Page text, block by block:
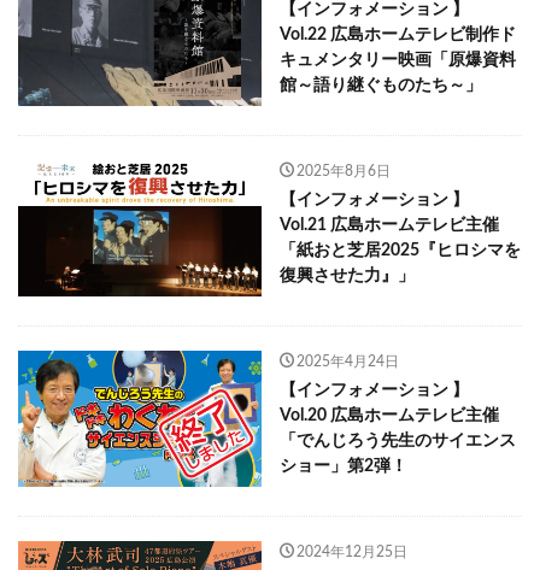
【インフォメーション 】
Vol.22 広島ホームテレビ制作ド
キュメンタリー映画「原爆資料
館～語り継ぐものたち～」
2025年8月6日
【インフォメーション 】
Vol.21 広島ホームテレビ主催
「紙おと芝居2025『ヒロシマを
復興させた力』」
2025年4月24日
【インフォメーション 】
Vol.20 広島ホームテレビ主催
「でんじろう先生のサイエンス
ショー」第2弾！
2024年12月25日